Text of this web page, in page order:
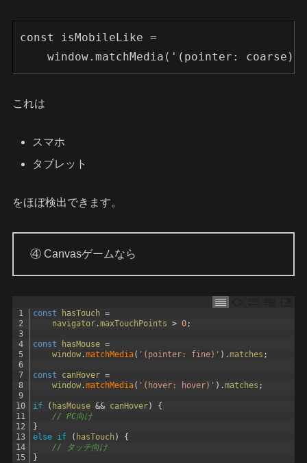
const isMobileLike =
window.matchMedia('(pointer:
これは
スマホ
タブレット
をほぼ検出できます。
④ Canvasゲームなら
1
2
3
4
5
6
7
8
9
10
11
12
13
14
15
const hasTouch =
navigator .maxTouchPoints > 0;
const hasMouse =
window .matchMedia( '(pointer: fine)' ) .matches ;
const canHover =
window .matchMedia( '(hover: hover)' ) .matches ;
if ( hasMouse && canHover)
{
// PC向け
}
else if ( hasTouch )
{
// タッチ向け
}